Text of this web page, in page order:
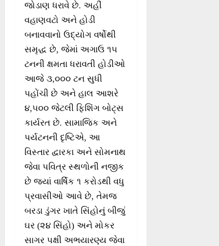
જોડાણ ધરાવે છે. અહીં
વહાણવટો અને હોડી
બનાવવાનો ઉદ્યોગ વર્ષોથી
સમૃદ્ધ છે, જેમાં અગાઉ ૧૫
ટનની ક્ષમતા ધરાવતી હોડીઓ
આજે ૩,૦૦૦ ટન સુધી
પહોંચી છે અને હાલ આશરે
૪,૫૦૦ જેટલી ફિશિંગ બોટ્સ
કાર્યરત છે. સામાજિક અને
પર્યટનની દૃષ્ટિએ, આ
વિસ્તાર દ્વારકા અને સોમનાથ
જેવા પવિત્ર સ્થળોની નજીક
છે જ્યાં વાર્ષિક ૧ કરોડથી વધુ
પ્રવાસીઓ આવે છે, તેમજ
બરડા ડુંગર ખાતે સિંહોનું બીજું
ઘર (૨૪ સિંહો) અને મોકર
સાગર પક્ષી અભયારણ્ય જેવા